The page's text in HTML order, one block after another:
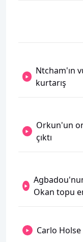
Ntcham'ın
kurtarış
Orkun'un
çıktı
Okan topu
Carlo Holse